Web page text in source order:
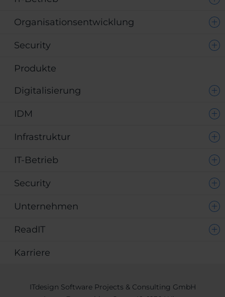
Organisationsentwicklung
Security
Produkte
Digitalisierung
IDM
Infrastruktur
IT-Betrieb
Security
Unternehmen
ReadIT
Karriere
ITdesign Software Projects & Consulting GmbH